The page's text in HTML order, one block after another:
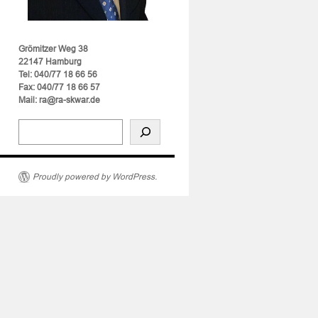
Grömitzer Weg 38
22147 Hamburg
Tel: 040/77 18 66 56
Fax: 040/77 18 66 57
Mail: ra@ra-skwar.de
Proudly powered by WordPress.